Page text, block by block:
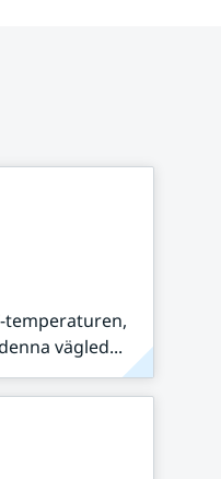
temperaturen,
vägled...